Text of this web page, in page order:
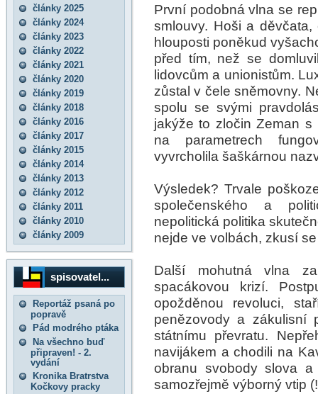
články 2025
články 2024
články 2023
články 2022
články 2021
články 2020
články 2019
články 2018
články 2016
články 2017
články 2015
články 2014
články 2013
články 2012
články 2011
články 2010
články 2009
spisovatel...
Reportáž psaná po
popravě
Pád modrého ptáka
Na všechno buď
připraven! - 2.
vydání
Kronika Bratrstva
Kočkovy pracky
První podobná vlna se
smlouvy. Hoši a
hlouposti poněkud
před tím, než se
lidovcům a unionistům.
zůstal v čele sněmovny.
spolu se svými
jakýže to zločin Zeman
na parametrech
vyvrcholila šaškárnou
Výsledek? Trvale
společenského a
nepolitická politika
nejde ve volbách, zkusí
Další mohutná vlna
spacákovou krizí.
opožděnou revoluci,
penězovody a zákulisní
státnímu převratu.
navijákem a chodili na
obranu svobody slova
samozřejmě výborný vtip